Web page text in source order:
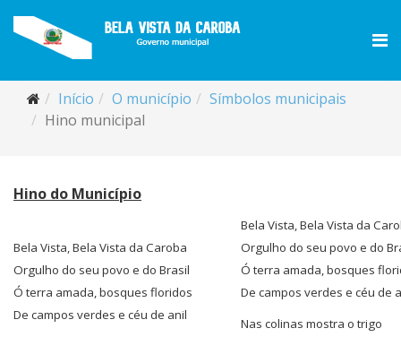
Início O município
Símbolos municipais
Hino municipal
Hino do Município
Bela Vista, Bela Vista da Caroba
Orgulho do seu povo e do Brasil
Ó terra amada, bosques floridos
De campos verdes e céu de anil
Bela Vista, Bela Vista da
Orgulho do seu povo e do
Ó terra amada, bosques
De campos verdes e céu de
Nas colinas mostra o trigo